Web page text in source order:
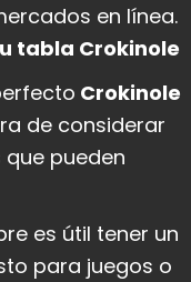
en línea.
tabla Crokinole
Crokinole
de considerar
pueden
es útil tener un
para juegos o